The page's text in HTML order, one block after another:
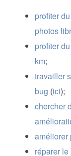
profiter
photos
profiter
km;
travailler
bug (ici);
chercher
améliorer
réparer